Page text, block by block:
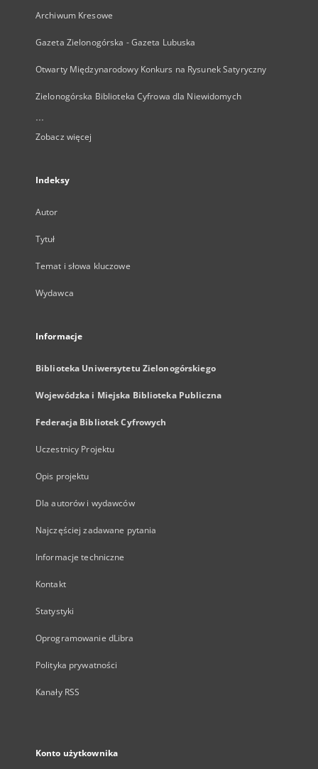
Archiwum Kresowe
Gazeta Zielonogórska - Gazeta Lubuska
Otwarty Międzynarodowy Konkurs na Rysunek Satyryczny
Zielonogórska Biblioteka Cyfrowa dla Niewidomych
...
Zobacz więcej
Indeksy
Autor
Tytuł
Temat i słowa kluczowe
Wydawca
Informacje
Biblioteka Uniwersytetu Zielonogórskiego
Wojewódzka i Miejska Biblioteka Publiczna
Federacja Bibliotek Cyfrowych
Uczestnicy Projektu
Opis projektu
Dla autorów i wydawców
Najczęściej zadawane pytania
Informacje techniczne
Kontakt
Statystyki
Oprogramowanie dLibra
Polityka prywatności
Kanały RSS
Konto użytkownika